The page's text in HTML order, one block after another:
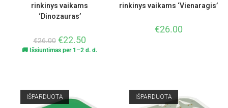
rinkinys vaikams
‘Dinozauras’
€26.00 €22.50
🚚 Išsiuntimas per 1–2 d. d.
rinkinys vaikams ‘Vienaragis’
€26.00
IŠPARDUOTA IŠPARDUOTA